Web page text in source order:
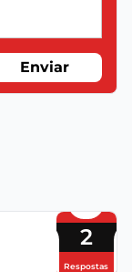
Enviar
2
Respostas